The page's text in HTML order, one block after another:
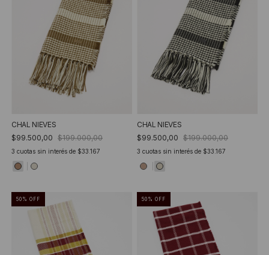
CHAL NIEVES
$99.500,00 $199.000,00
3 cuotas sin interés de $33.167
CHAL NIEVES
$99.500,00 $199.000,00
3 cuotas sin interés de $33.167
50 % OFF 50 % OFF